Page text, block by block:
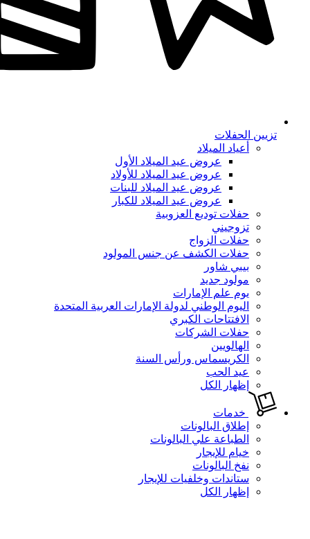
تزيين الحفلات
أعياد الميلاد
عروض عيد الميلاد الأول
عروض عيد الميلاد للأولاد
عروض عيد الميلاد للبنات
عروض عيد الميلاد للكبار
حفلات توديع العزوبية
تزوجيني
حفلات الزواج
حفلات الكشف عن جنس المولود
بيبي شاور
مولود جديد
يوم علم الإمارات
اليوم الوطني لدولة الإمارات العربية المتحدة
الافتتاحات الكبري
حفلات الشركات
الهالويين
الكريسماس ورأس السنة
عيد الحب
إظهار الكل
خدمات
إطلاق البالونات
الطباعة علي البالونات
خيام للإيجار
نفخ البالونات
ستاندات وخلفيات للإيجار
إظهار الكل